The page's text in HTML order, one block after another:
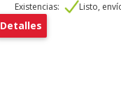
Existencias: Listo,
Detalles